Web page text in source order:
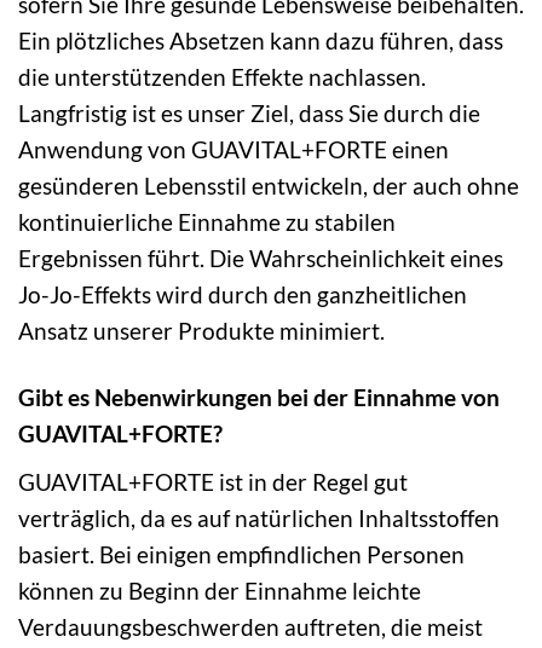
Ein plötzliches Absetzen kann dazu führen, dass
die unterstützenden Effekte nachlassen.
Langfristig ist es unser Ziel, dass Sie durch die
Anwendung von GUAVITAL+FORTE einen
gesünderen Lebensstil entwickeln, der auch ohne
kontinuierliche Einnahme zu stabilen
Ergebnissen führt. Die Wahrscheinlichkeit eines
Jo-Jo-Effekts wird durch den ganzheitlichen
Ansatz unserer Produkte minimiert.
Gibt es Nebenwirkungen bei der Einnahme von
GUAVITAL+FORTE?
GUAVITAL+FORTE ist in der Regel gut
verträglich, da es auf natürlichen Inhaltsstoffen
basiert. Bei einigen empfindlichen Personen
können zu Beginn der Einnahme leichte
Verdauungsbeschwerden auftreten, die meist